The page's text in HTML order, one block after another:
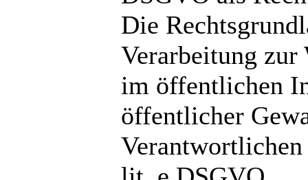
Die
Verarbeitung zur
im öffentlichen
öffentlicher